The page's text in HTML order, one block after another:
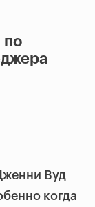
по
Вуд
когда